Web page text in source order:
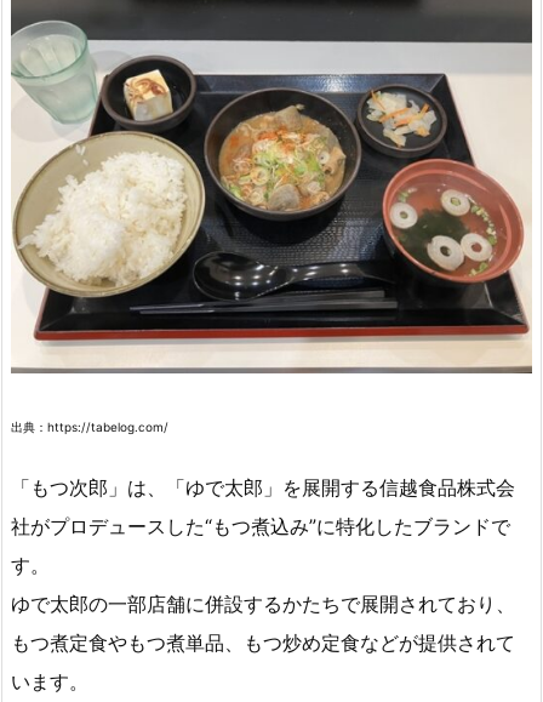
出典：https://tabelog.com/
「もつ次郎」は、「ゆで太郎」を展開する信越食品株式会
社がプロデュースした“もつ煮込み”に特化したブランドで
す。
ゆで太郎の一部店舗に併設するかたちで展開されており、
もつ煮定食やもつ煮単品、もつ炒め定食などが提供されて
います。